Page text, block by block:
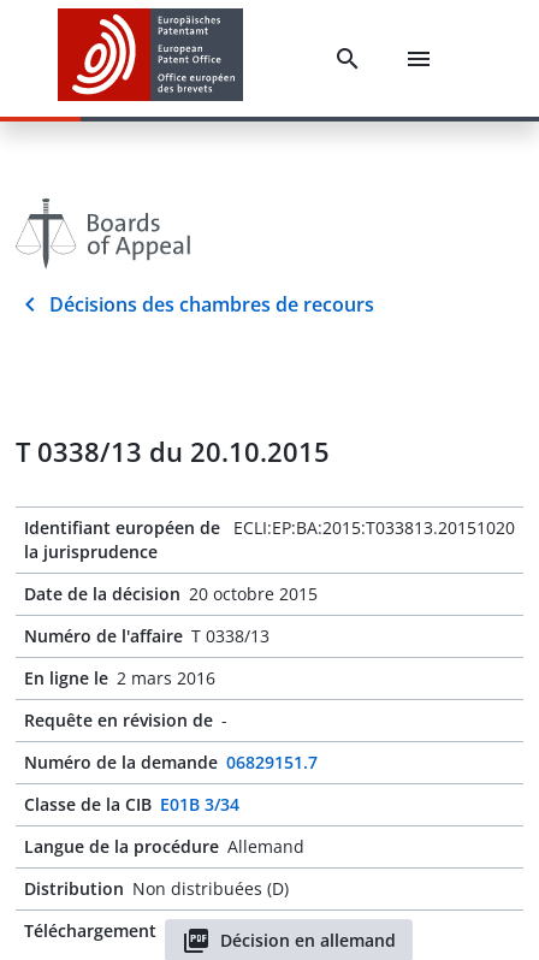
Décisions des chambres de recours
T 0338/13 du 20.10.2015
Identifiant européen de
la jurisprudence
ECLI:EP:BA:2015:T033813.20151020
Date de la décision 20 octobre 2015
Numéro de l'affaire T 0338/13
En ligne le 2 mars 2016
Requête en révision de -
Numéro de la demande 06829151.7
Classe de la CIB E01B 3/34
Langue de la procédure Allemand
Distribution Non distribuées (D)
Téléchargement
Décision en allemand